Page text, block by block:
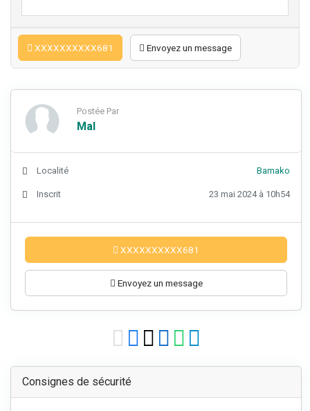
XXXXXXXXXX681 Envoyez un message
Postée Par
Mal
Localité Bamako
Inscrit 23 mai 2024 à 10h54
XXXXXXXXXX681
Envoyez un message
Consignes de sécurité